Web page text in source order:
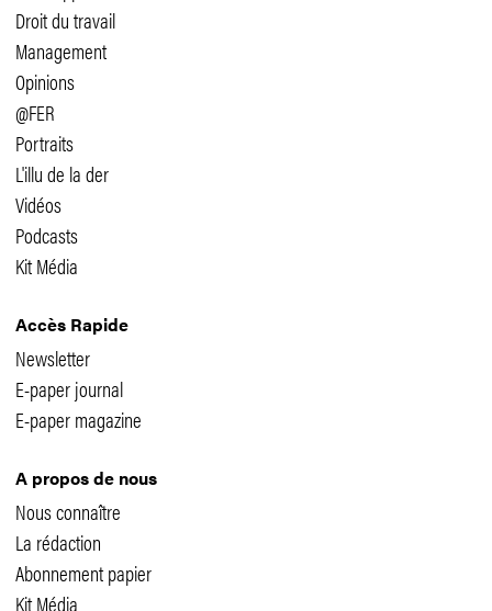
Droit du travail
Management
Opinions
@FER
Portraits
L'illu de la der
Vidéos
Podcasts
Kit Média
Accès Rapide
Newsletter
E-paper journal
E-paper magazine
A propos de nous
Nous connaître
La rédaction
Abonnement papier
Kit Média